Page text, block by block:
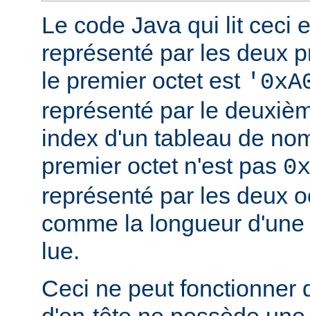
Le code Java qui lit ceci
représenté par les deux
le premier octet est
représenté par le
index d'un tableau de
premier octet n'est pas
représenté par les deux
comme la longueur
lue.
Ceci ne peut fonctionner